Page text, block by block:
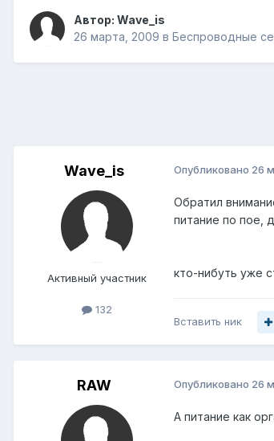
Автор: Wave_is
26 марта, 2009 в Беспроводные
Wave_is
Активный участник
132
Опубликовано 26
Обратил
питание по пое,
кто-нибуть уже
Вставить ник
RAW Опубликовано 26
А питание как